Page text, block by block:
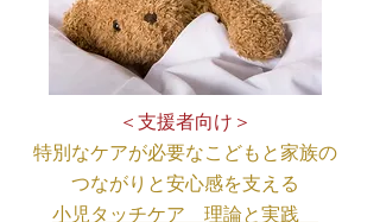
＜支援者向け＞
特別なケアが必要なこどもと家族の
つながりと安心感を支える
小児タッチケア 理論と実践